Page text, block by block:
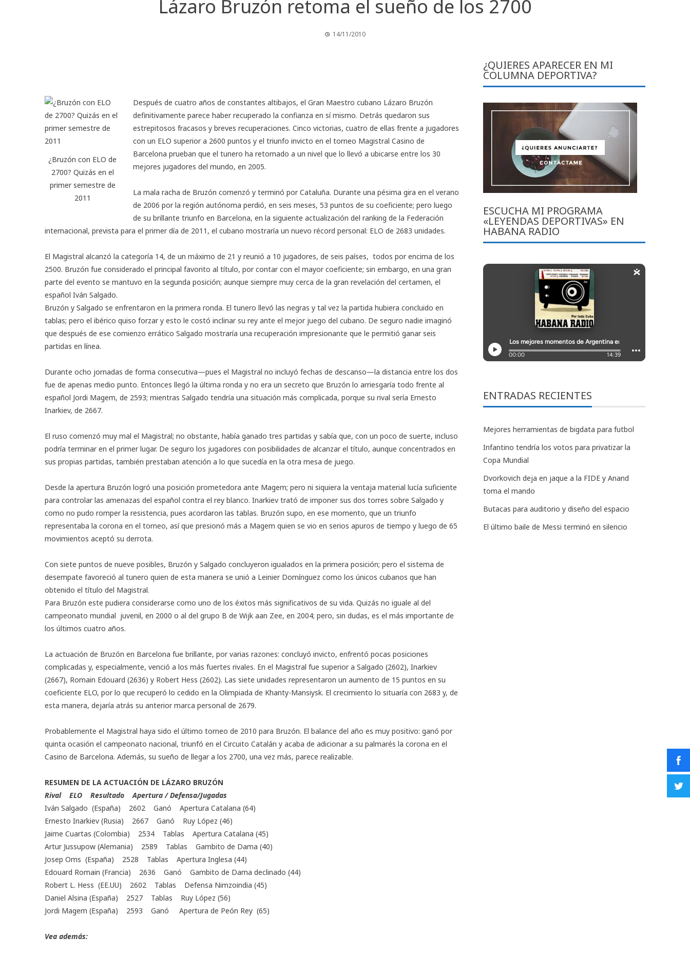
Lázaro Bruzón retoma el sueño de los 2700
14/11/2010
¿Bruzón con ELO de
2700? Quizás en el
primer semestre de
2011
Después de cuatro años de constantes altibajos, el Gran Maestro cubano Lázaro Bruzón
definitivamente parece haber recuperado la confianza en sí mismo. Detrás quedaron sus
estrepitosos fracasos y breves recuperaciones. Cinco victorias, cuatro de ellas frente a jugadores
con un ELO superior a 2600 puntos y el triunfo invicto en el torneo Magistral Casino de
Barcelona prueban que el tunero ha retornado a un nivel que lo llevó a ubicarse entre los 30
mejores jugadores del mundo, en 2005.
La mala racha de Bruzón comenzó y terminó por Cataluña. Durante una pésima gira en el verano
de 2006 por la región autónoma perdió, en seis meses, 53 puntos de su coeficiente; pero luego
de su brillante triunfo en Barcelona, en la siguiente actualización del ranking de la Federación
internacional, prevista para el primer día de 2011, el cubano mostraría un nuevo récord personal: ELO de 2683 unidades.
El Magistral alcanzó la categoría 14, de un máximo de 21 y reunió a 10 jugadores, de seis países, todos por encima de los
2500. Bruzón fue considerado el principal favorito al título, por contar con el mayor coeficiente; sin embargo, en una gran
parte del evento se mantuvo en la segunda posición; aunque siempre muy cerca de la gran revelación del certamen, el
español Iván Salgado.
Bruzón y Salgado se enfrentaron en la primera ronda. El tunero llevó las negras y tal vez la partida hubiera concluido en
tablas; pero el ibérico quiso forzar y esto le costó inclinar su rey ante el mejor juego del cubano. De seguro nadie imaginó
que después de ese comienzo errático Salgado mostraría una recuperación impresionante que le permitió ganar seis
partidas en línea.
Durante ocho jornadas de forma consecutiva—pues el Magistral no incluyó fechas de descanso—la distancia entre los dos
fue de apenas medio punto. Entonces llegó la última ronda y no era un secreto que Bruzón lo arriesgaría todo frente al
español Jordi Magem, de 2593; mientras Salgado tendría una situación más complicada, porque su rival sería Ernesto
Inarkiev, de 2667.
El ruso comenzó muy mal el Magistral; no obstante, había ganado tres partidas y sabía que, con un poco de suerte, incluso
podría terminar en el primer lugar. De seguro los jugadores con posibilidades de alcanzar el título, aunque concentrados en
sus propias partidas, también prestaban atención a lo que sucedía en la otra mesa de juego.
Desde la apertura Bruzón logró una posición prometedora ante Magem; pero ni siquiera la ventaja material lucía suficiente
para controlar las amenazas del español contra el rey blanco. Inarkiev trató de imponer sus dos torres sobre Salgado y
como no pudo romper la resistencia, pues acordaron las tablas. Bruzón supo, en ese momento, que un triunfo
representaba la corona en el torneo, así que presionó más a Magem quien se vio en serios apuros de tiempo y luego de 65
movimientos aceptó su derrota.
Con siete puntos de nueve posibles, Bruzón y Salgado concluyeron igualados en la primera posición; pero el sistema de
desempate favoreció al tunero quien de esta manera se unió a Leinier Domínguez como los únicos cubanos que han
obtenido el título del Magistral.
Para Bruzón este pudiera considerarse como uno de los éxitos más significativos de su vida. Quizás no iguale al del
campeonato mundial juvenil, en 2000 o al del grupo B de Wijk aan Zee, en 2004; pero, sin dudas, es el más importante de
los últimos cuatro años.
La actuación de Bruzón en Barcelona fue brillante, por varias razones: concluyó invicto, enfrentó pocas posiciones
complicadas y, especialmente, venció a los más fuertes rivales. En el Magistral fue superior a Salgado (2602), Inarkiev
(2667), Romain Edouard (2636) y Robert Hess (2602). Las siete unidades representaron un aumento de 15 puntos en su
coeficiente ELO, por lo que recuperó lo cedido en la Olimpiada de Khanty-Mansiysk. El crecimiento lo situaría con 2683 y, de
esta manera, dejaría atrás su anterior marca personal de 2679.
Probablemente el Magistral haya sido el último torneo de 2010 para Bruzón. El balance del año es muy positivo: ganó por
quinta ocasión el campeonato nacional, triunfó en el Circuito Catalán y acaba de adicionar a su palmarés la corona en el
Casino de Barcelona. Además, su sueño de llegar a los 2700, una vez más, parece realizable.
RESUMEN DE LA ACTUACIÓN DE LÁZARO BRUZÓN
Rival ELO Resultado Apertura / Defensa/Jugadas
Iván Salgado (España) 2602 Ganó Apertura Catalana (64)
Ernesto Inarkiev (Rusia) 2667 Ganó Ruy López (46)
Jaime Cuartas (Colombia) 2534 Tablas Apertura Catalana (45)
Artur Jussupow (Alemania) 2589 Tablas Gambito de Dama (40)
Josep Oms (España) 2528 Tablas Apertura Inglesa (44)
Edouard Romain (Francia) 2636 Ganó Gambito de Dama declinado (44)
Robert L. Hess (EE.UU) 2602 Tablas Defensa Nimzoindia (45)
Daniel Alsina (España) 2527 Tablas Ruy López (56)
Jordi Magem (España) 2593 Ganó Apertura de Peón Rey (65)
Vea además:
¿QUIERES APARECER EN MI
COLUMNA DEPORTIVA?
ESCUCHA MI PROGRAMA
«LEYENDAS DEPORTIVAS» EN
HABANA RADIO
ENTRADAS RECIENTES
Mejores herramientas de bigdata para futbol
Infantino tendría los votos para privatizar la
Copa Mundial
Dvorkovich deja en jaque a la FIDE y Anand
toma el mando
Butacas para auditorio y diseño del espacio
El último baile de Messi terminó en silencio